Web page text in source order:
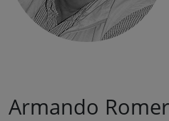
Armando